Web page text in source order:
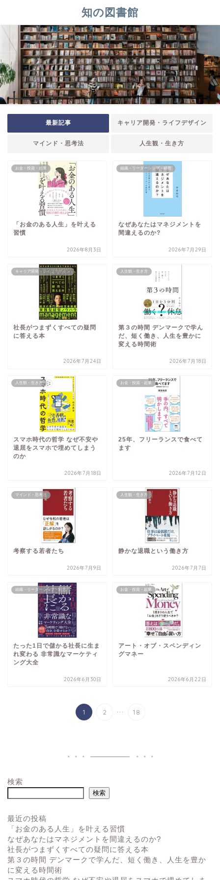
知の図書館
最新記事 キャリア開発・ライフデザイン
マインド・思考法 人生観・生き方
お金・投資・起業
「お金のある人生」を叶える
習慣
2026年8月3日
組織・リーダーシップ・経営
なぜあなたはマネジメントを
間違えるのか?
2026年7月29日
キャリア開発・ライフデザイン
社長がつまずくすべての疑問
に答える本
2026年7月24日
人生観・生き方
第３の時間 デンマークで学ん
だ、短く働き、人生を豊かに
変える時間術
2026年7月18日
人生観・生き方
スマホ時代の哲学 なぜ不安や
退屈をスマホで埋めてしまう
のか
2026年7月18日
お金・投資・起業
25年、フリーランスで食べて
ます
2026年7月12日
マインド・思考法
考察する若者たち
2026年7月9日
人生観・生き方
静かな退職という働き方
2026年7月7日
組織・リーダーシップ・経営
たった1日で儲かる社長に生ま
れ変わる 非常識なマーケティ
ング大全
2026年6月30日
お金・投資・起業
アート・オブ・スペンディン
グマネー
2026年6月22日
1 2 ... 18
検索
検索
最近の投稿
「お金のある人生」を叶える習慣
なぜあなたはマネジメントを間違えるのか?
社長がつまずくすべての疑問に答える本
第３の時間 デンマークで学んだ、短く働き、人生を豊か
に変える時間術